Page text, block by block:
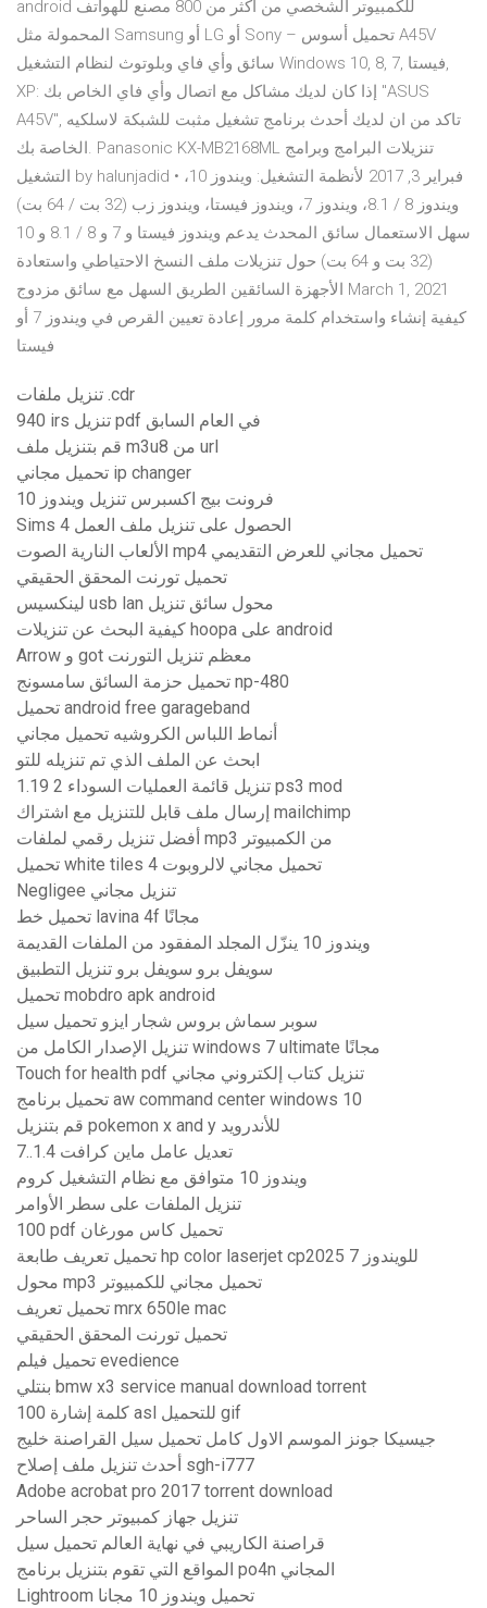
android للكمبيوتر الشخصي من أكثر من 800 مصنع للهواتف
المحمولة مثل Samsung أو LG أو Sony – تحميل أسوس A45V
سائق وأي فاي وبلوتوث لنظام التشغيل Windows 10, 8, 7, فيستا,
XP: إذا كان لديك مشاكل مع اتصال وأي فاي الخاص بك "ASUS
A45V", تاكد من ان لديك أحدث برنامج تشغيل مثبت للشبكة لاسلكيه
الخاصة بك. Panasonic KX-MB2168ML تنزيلات البرامج وبرامج
التشغيل by halunjadid • فبراير 3, 2017 لأنظمة التشغيل: ويندوز 10،
ويندوز 8 / 8.1، ويندوز 7، ويندوز فيستا، ويندوز زب (32 بت / 64 بت)
سهل الاستعمال سائق المحدث يدعم ويندوز فيستا و 7 و 8 / 8.1 و 10
(32 بت و 64 بت) حول تنزيلات ملف النسخ الاحتياطي واستعادة
الأجهزة السائقين الطريق السهل مع سائق مزدوج March 1, 2021
كيفية إنشاء واستخدام كلمة مرور إعادة تعيين القرص في ويندوز 7 أو
فيستا
تنزيل ملفات .cdr
940 irs تنزيل pdf في العام السابق
قم بتنزيل ملف m3u8 من url
تحميل مجاني ip changer
فرونت بيج اكسبرس تنزيل ويندوز 10
Sims 4 الحصول على تنزيل ملف العمل
الألعاب النارية الصوت mp4 تحميل مجاني للعرض التقديمي
تحميل تورنت المحقق الحقيقي
لينكسيس usb lan محول سائق تنزيل
كيفية البحث عن تنزيلات hoopa على android
Arrow و got معظم تنزيل التورنت
تحميل حزمة السائق سامسونج np-480
تحميل android free garageband
أنماط اللباس الكروشيه تحميل مجاني
ابحث عن الملف الذي تم تنزيله للتو
تنزيل قائمة العمليات السوداء 2 1.19 ps3 mod
إرسال ملف قابل للتنزيل مع اشتراك mailchimp
أفضل تنزيل رقمي لملفات mp3 من الكمبيوتر
تحميل white tiles 4 تحميل مجاني لالروبوت
Negligee تنزيل مجاني
تحميل خط lavina 4f مجانًا
ويندوز 10 ينزّل المجلد المفقود من الملفات القديمة
سويفل برو سويفل برو تنزيل التطبيق
تحميل mobdro apk android
سوبر سماش بروس شجار ايزو تحميل سيل
تنزيل الإصدار الكامل من windows 7 ultimate مجانًا
Touch for health pdf تنزيل كتاب إلكتروني مجاني
تحميل برنامج aw command center windows 10
قم بتنزيل pokemon x and y للأندرويد
تعديل عامل ماين كرافت 1.4..7
ويندوز 10 متوافق مع نظام التشغيل كروم
تنزيل الملفات على سطر الأوامر
100 pdf تحميل كاس مورغان
تحميل تعريف طابعة hp color laserjet cp2025 للويندوز 7
محول mp3 تحميل مجاني للكمبيوتر
تحميل تعريف mrx 650le mac
تحميل تورنت المحقق الحقيقي
تحميل فيلم evedience
بنتلي bmw x3 service manual download torrent
100 كلمة إشارة asl للتحميل gif
جيسيكا جونز الموسم الاول كامل تحميل سيل القراصنة خليج
أحدث تنزيل ملف إصلاح sgh-i777
Adobe acrobat pro 2017 torrent download
تنزيل جهاز كمبيوتر حجر الساحر
قراصنة الكاريبي في نهاية العالم تحميل سيل
المواقع التي تقوم بتنزيل برنامج po4n المجاني
Lightroom تحميل ويندوز 10 مجانا